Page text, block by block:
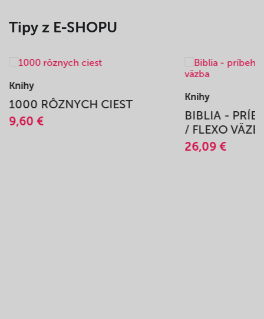
Tipy z E-SHOPU
Knihy
1000 RÔZNYCH CIEST
9,60 €
Knihy
BIBLIA -
/ FLEXO
26,09 €